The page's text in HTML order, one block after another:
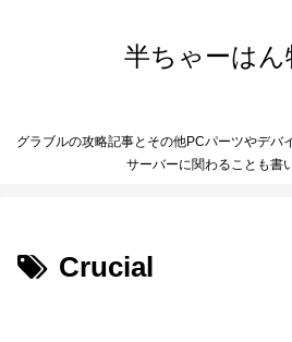
半ちゃーはん
グラブルの攻略記事とその他PCパーツやデバ
サーバーに関わることも書
Crucial